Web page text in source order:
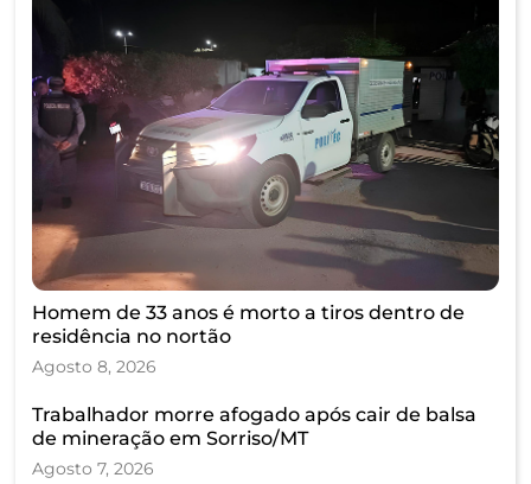
Homem de 33 anos é morto a tiros dentro de
residência no nortão
Agosto 8, 2026
Trabalhador morre afogado após cair de balsa
de mineração em Sorriso/MT
Agosto 7, 2026